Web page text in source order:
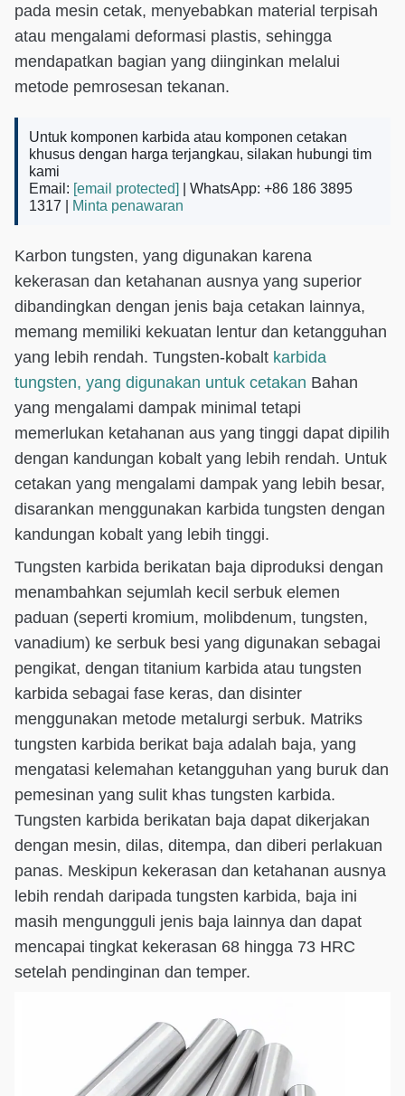
pada mesin cetak, menyebabkan material terpisah
atau mengalami deformasi plastis, sehingga
mendapatkan bagian yang diinginkan melalui
metode pemrosesan tekanan.
Untuk komponen karbida atau komponen cetakan
khusus dengan harga terjangkau, silakan hubungi tim
kami
Email: [email protected]
| WhatsApp: +86 186 3895
1317 |
Minta penawaran
Karbon tungsten, yang digunakan karena
kekerasan dan ketahanan ausnya yang superior
dibandingkan dengan jenis baja cetakan lainnya,
memang memiliki kekuatan lentur dan ketangguhan
yang lebih rendah. Tungsten-kobalt karbida
tungsten, yang digunakan untuk cetakan Bahan
yang mengalami dampak minimal tetapi
memerlukan ketahanan aus yang tinggi dapat dipilih
dengan kandungan kobalt yang lebih rendah. Untuk
cetakan yang mengalami dampak yang lebih besar,
disarankan menggunakan karbida tungsten dengan
kandungan kobalt yang lebih tinggi.
Tungsten karbida berikatan baja diproduksi dengan
menambahkan sejumlah kecil serbuk elemen
paduan (seperti kromium, molibdenum, tungsten,
vanadium) ke serbuk besi yang digunakan sebagai
pengikat, dengan titanium karbida atau tungsten
karbida sebagai fase keras, dan disinter
menggunakan metode metalurgi serbuk. Matriks
tungsten karbida berikat baja adalah baja, yang
mengatasi kelemahan ketangguhan yang buruk dan
pemesinan yang sulit khas tungsten karbida.
Tungsten karbida berikatan baja dapat dikerjakan
dengan mesin, dilas, ditempa, dan diberi perlakuan
panas. Meskipun kekerasan dan ketahanan ausnya
lebih rendah daripada tungsten karbida, baja ini
masih mengungguli jenis baja lainnya dan dapat
mencapai tingkat kekerasan 68 hingga 73 HRC
setelah pendinginan dan temper.